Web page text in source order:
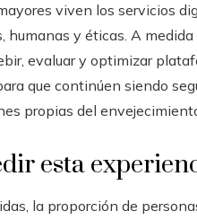
viven los servicios
y éticas. A
evaluar y optimizar
que continúen siendo
propias del
esta
la proporción de